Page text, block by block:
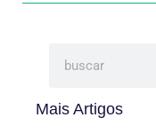
Mais Artigos